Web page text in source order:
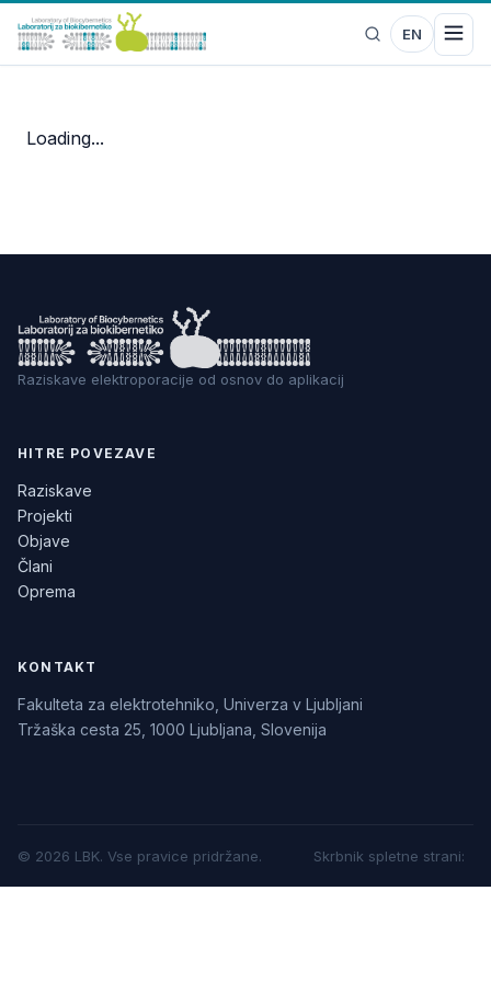
EN
Loading...
Raziskave elektroporacije od osnov do aplikacij
HITRE POVEZAVE
Raziskave
Projekti
Objave
Člani
Oprema
KONTAKT
Fakulteta za elektrotehniko, Univerza v Ljubljani
Tržaška cesta 25, 1000 Ljubljana, Slovenija
© 2026 LBK. Vse pravice pridržane. Skrbnik spletne strani: